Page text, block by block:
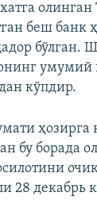
беш банк
бўлган.
умумий
кўпдир.
бу борада
28 декабрь